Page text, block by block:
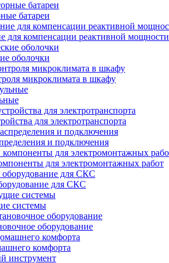
батареи
для компенсации реактивной мощности
оболочки
микроклимата в шкафу
для электротранспорта
и подключения
для электромонтажных работ
для СКС
системы
оборудование
комфорта